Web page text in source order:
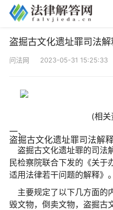
盗掘古文化遗址罪司法解
问法网 2023-05-31 15:25:33
(相关
一、
盗掘古文化遗址罪司法解释
盗掘古文化遗址罪的司法
民检察院联合下发的《关于
适用法律若干问题的解释》。
主要规定了以下几方面的
毁文物，倒卖文物，盗掘古